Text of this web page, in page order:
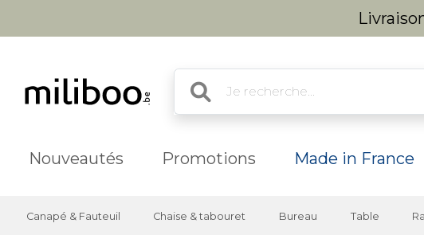
Nouveautés Promotions Made in France
Canapé & Fauteuil Chaise & tabouret Bureau Table